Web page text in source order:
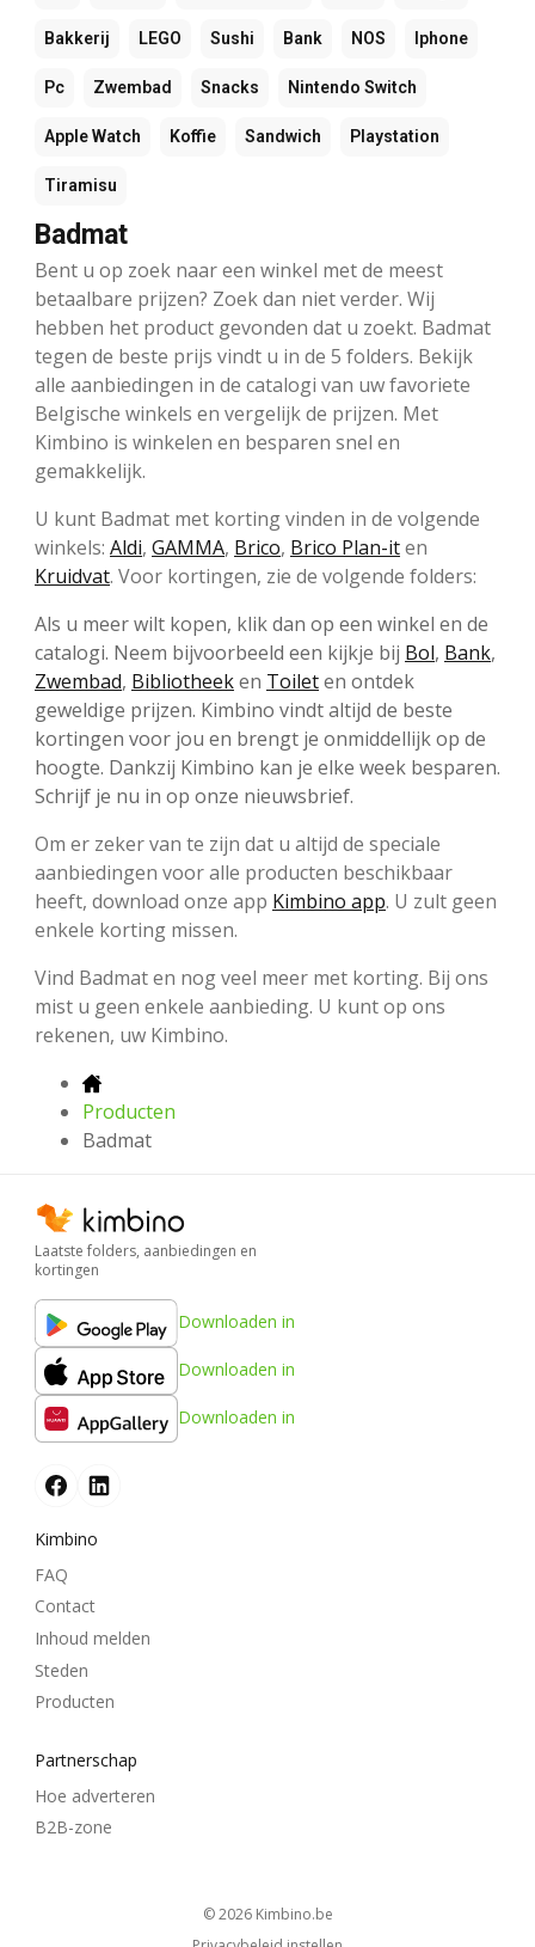
Bakkerij LEGO Sushi Bank NOS Iphone
Pc Zwembad Snacks Nintendo Switch
Apple Watch Koffie Sandwich Playstation
Tiramisu
Badmat
Bent u op zoek naar een winkel met de meest
betaalbare prijzen? Zoek dan niet verder. Wij
hebben het product gevonden dat u zoekt. Badmat
tegen de beste prijs vindt u in de 5 folders. Bekijk
alle aanbiedingen in de catalogi van uw favoriete
Belgische winkels en vergelijk de prijzen. Met
Kimbino is winkelen en besparen snel en
gemakkelijk.
U kunt Badmat met korting vinden in de volgende
winkels: Aldi, GAMMA, Brico, Brico Plan-iten
Kruidvat. Voor kortingen, zie de volgende folders:
Als u meer wilt kopen, klik dan op een winkel en de
catalogi. Neem bijvoorbeeld een kijkje bij Bol, Bank,
Zwembad, Bibliotheeken Toileten ontdek
geweldige prijzen. Kimbino vindt altijd de beste
kortingen voor jou en brengt je onmiddellijk op de
hoogte. Dankzij Kimbino kan je elke week besparen.
Schrijf je nu in op onze nieuwsbrief.
Om er zeker van te zijn dat u altijd de speciale
aanbiedingen voor alle producten beschikbaar
heeft, download onze app Kimbino app. U zult geen
enkele korting missen.
Vind Badmat en nog veel meer met korting. Bij ons
mist u geen enkele aanbieding. U kunt op ons
rekenen, uw Kimbino.
Producten
Badmat
Laatste folders, aanbiedingen en
kortingen
Downloaden in
Downloaden in
Downloaden in
Kimbino
FAQ
Contact
Inhoud melden
Steden
Producten
Partnerschap
Hoe adverteren
B2B-zone
© 2026 kimbino.be